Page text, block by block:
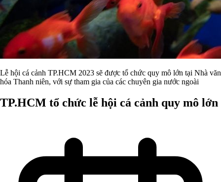
Lễ hội cá cảnh TP.HCM 2023 sẽ được tổ chức quy mô lớn tại Nhà văn
hóa Thanh niên, với sự tham gia của các chuyên gia nước ngoài
TP.HCM tổ chức lễ hội cá cảnh quy mô lớn